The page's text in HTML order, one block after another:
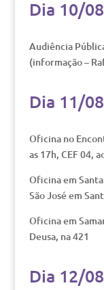
Dia 10/
Audiência
(informação –
Dia 11/
Oficina no
as 17h, CEF 04,
Oficina em
São José em
Oficina em
Deusa, na 421
Dia 12/